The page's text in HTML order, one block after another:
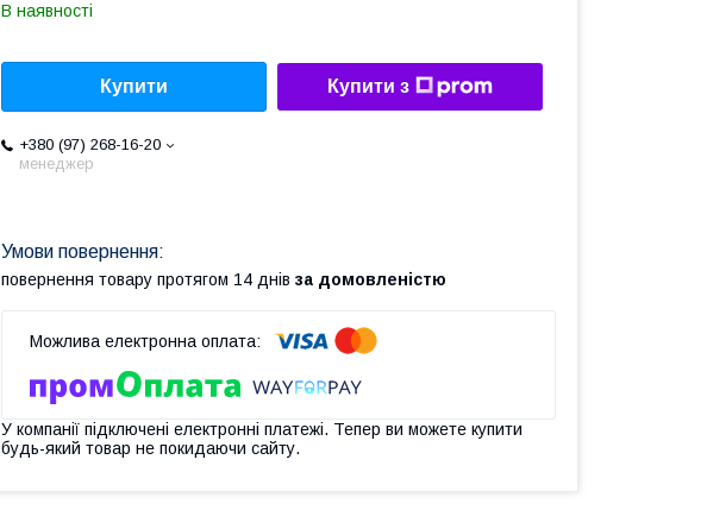
В наявності
Купити Купити з
+380 (97) 268-16-20
менеджер
повернення товару протягом 14 днів за домовленістю
У компанії підключені електронні платежі. Тепер ви можете купити
будь-який товар не покидаючи сайту.